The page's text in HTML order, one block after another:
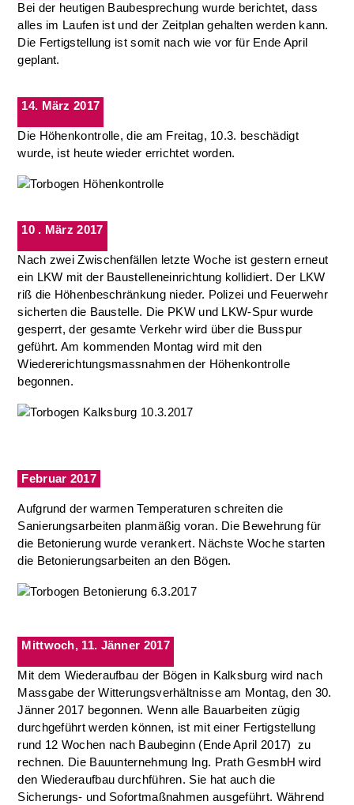
Bei der heutigen Baubesprechung wurde berichtet, dass
alles im Laufen ist und der Zeitplan gehalten werden kann.
Die Fertigstellung ist somit nach wie vor für Ende April
geplant.
14. März 2017
Die Höhenkontrolle, die am Freitag, 10.3. beschädigt
wurde, ist heute wieder errichtet worden.
10 . März 2017
Nach zwei Zwischenfällen letzte Woche ist gestern erneut
ein LKW mit der Baustelleneinrichtung kollidiert. Der LKW
riß die Höhenbeschränkung nieder. Polizei und Feuerwehr
sicherten die Baustelle. Die PKW und LKW-Spur wurde
gesperrt, der gesamte Verkehr wird über die Busspur
geführt. Am kommenden Montag wird mit den
Wiedererichtungsmassnahmen der Höhenkontrolle
begonnen.
Februar 2017
Aufgrund der warmen Temperaturen schreiten die
Sanierungsarbeiten planmäßig voran. Die Bewehrung für
die Betonierung wurde verankert. Nächste Woche starten
die Betonierungsarbeiten an den Bögen.
Mittwoch, 11. Jänner 2017
Mit dem Wiederaufbau der Bögen in Kalksburg wird nach
Massgabe der Witterungsverhältnisse am Montag, den 30.
Jänner 2017 begonnen. Wenn alle Bauarbeiten zügig
durchgeführt werden können, ist mit einer Fertigstellung
rund 12 Wochen nach Baubeginn (Ende April 2017) zu
rechnen. Die Bauunternehmung Ing. Prath GesmbH wird
den Wiederaufbau durchführen. Sie hat auch die
Sicherungs- und Sofortmaßnahmen ausgeführt. Während